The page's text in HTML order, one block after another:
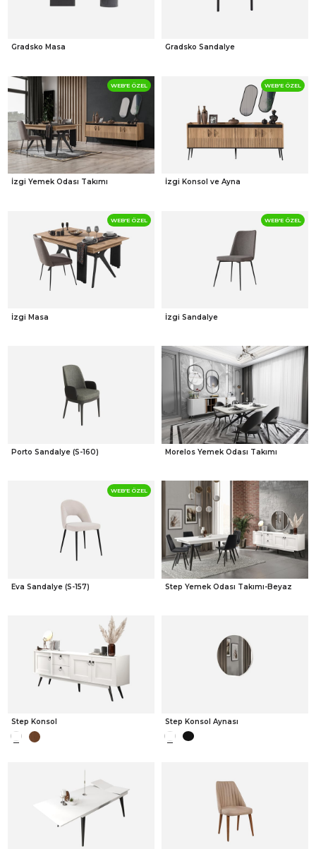
Gradsko Masa Gradsko Sandalye
İzgi Yemek Odası Takımı
WEB'E ÖZEL
İzgi Konsol ve Ayna
WEB'E ÖZEL
İzgi Masa
WEB'E ÖZEL
İzgi Sandalye
WEB'E ÖZEL
Porto Sandalye (S-160) Morelos Yemek Odası Takımı
Eva Sandalye (S-157)
WEB'E ÖZEL
Step Yemek Odası Takımı-Beyaz
Step Konsol Step Konsol Aynası